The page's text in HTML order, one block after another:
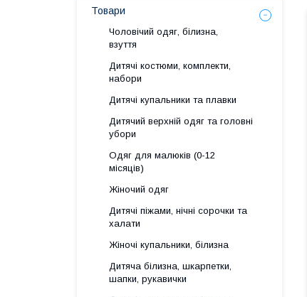
Товари
Чоловічий одяг, білизна,
взуття
Дитячі костюми, комплекти,
набори
Дитячі купальники та плавки
Дитячий верхній одяг та головні
убори
Одяг для малюків (0-12
місяців)
Жіночий одяг
Дитячі піжами, нічні сорочки та
халати
Жіночі купальники, білизна
Дитяча білизна, шкарпетки,
шапки, рукавички